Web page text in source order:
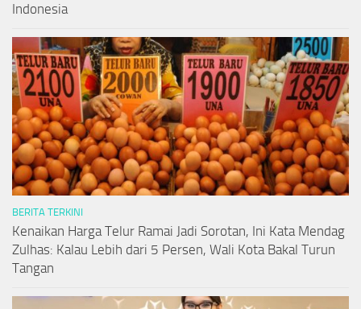
Indonesia
BERITA TERKINI
Kenaikan Harga Telur Ramai Jadi Sorotan, Ini Kata Mendag
Zulhas: Kalau Lebih dari 5 Persen, Wali Kota Bakal Turun
Tangan